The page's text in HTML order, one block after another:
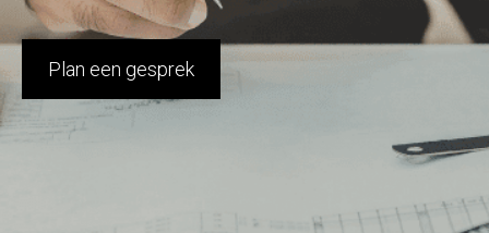
Plan een gesprek